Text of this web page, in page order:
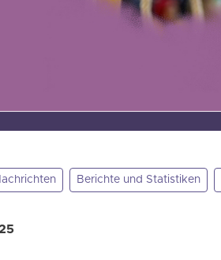
Berichte und Statistiken